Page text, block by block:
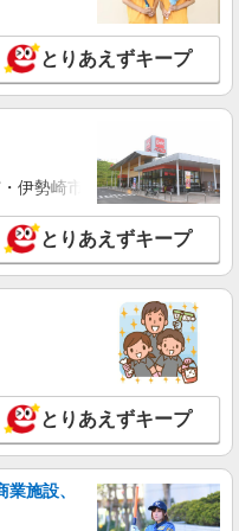
ームSTAFF＊生活のサポ
円 ＜日払い有/週払い有/交
周辺
詳細を見る
ーム◎上質な支援、納得の
代含む)＞
周辺
詳細を見る
とりあえずキープ
伊勢崎市・太田市・館林市
とりあえずキープ
とりあえずキープ
施設、